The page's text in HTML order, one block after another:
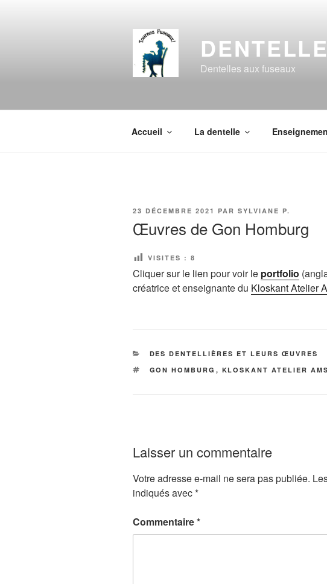
Dentelles aux fuseaux
Accueil La dentelle
PUBLIÉ
23 DÉCEMBRE 2021 PAR SYLVIANE P.
Œuvres de Gon Homburg
VISITES : 8
Cliquer sur le lien pour voir le portfolio
créatrice et enseignante du Kloskant Atelier
CATÉGORIES
DES DENTELLIÈRES ET LEURS ŒUVRES
ÉTIQUETTES
GON HOMBURG , KLOSKANT ATELIER
Laisser un commentaire
Votre adresse e-mail ne sera pas publiée.
indiqués avec*
Commentaire*